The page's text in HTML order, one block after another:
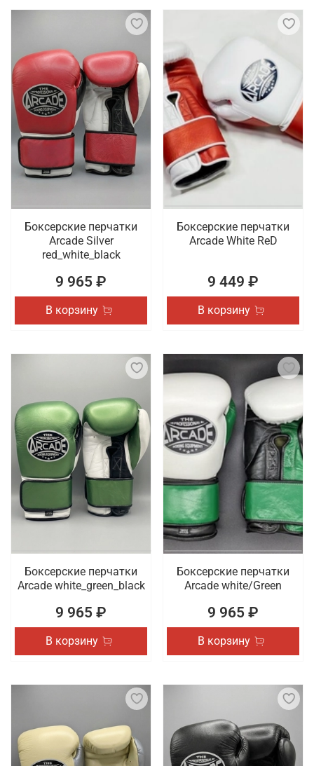
Боксерские перчатки
Arcade Silver
red_white_black
9 965 ₽
В корзину
Боксерские перчатки
Arcade White ReD
9 449 ₽
В корзину
Боксерские перчатки
Arcade white_green_black
9 965 ₽
В корзину
Боксерские перчатки
Arcade white/Green
9 965 ₽
В корзину